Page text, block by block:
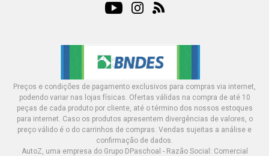
Preços e condições de pagamento exclusivos para compras via internet,
podendo variar nas lojas físicas. Ofertas válidas na compra de até 10
peças de cada produto por cliente, até o término dos nossos estoques
para internet. Caso os produtos apresentem divergências de valores, o
preço válido é o do carrinhos de compras. Vendas sujeitas a análise e
confirmação de dados.
AutoZ, uma empresa do Grupo DPaschoal - Razão Social: Comercial